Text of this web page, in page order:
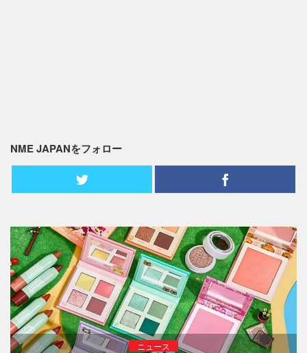
NME JAPANをフォロー
ニュース